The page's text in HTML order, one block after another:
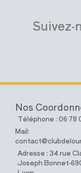
Suivez-
Nos
Téléphone : 06 78
Mail:
Adresse : 34 rue
Joseph Bonnet-